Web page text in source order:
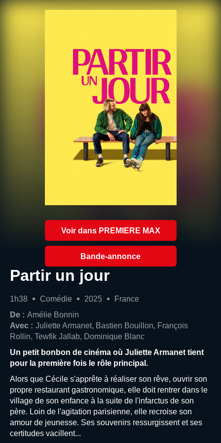
Voir dans PREMIERE MAX
Bande-annonce
Partir un jour
1h38 Comédie 2025
France
De : Amélie Bonnin
Avec : Juliette Armanet, Bastien Bouillon, François
Rollin, Tewfik Jallab, Dominique Blanc
Un petit bonbon de cinéma où Juliette Armanet tient
pour la première fois le rôle principal.
Alors que Cécile s'apprête à réaliser son rêve, ouvrir son
propre restaurant gastronomique, elle doit rentrer dans le
village de son enfance à la suite de l'infarctus de son
père. Loin de l'agitation parisienne, elle recroise son
amour de jeunesse. Ses souvenirs ressurgissent et ses
certitudes vacillent...